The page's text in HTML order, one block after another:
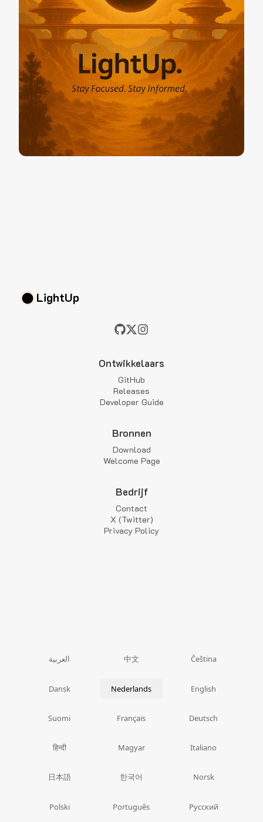
LightUp
Ontwikkelaars
GitHub
Releases
Developer Guide
Bronnen
Download
Welcome Page
Bedrijf
Contact
X (Twitter)
Privacy Policy
العربية 中文 Čeština
Dansk Nederlands English
Suomi Français Deutsch
हिन्दी Magyar Italiano
日本語 한국어 Norsk
Polski Português Русский